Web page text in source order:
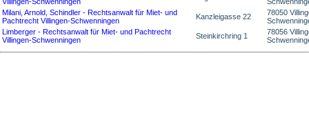
Milani, Arnold, Schindler - Rechtsanwalt für Miet- und
Pachtrecht Villingen-Schwenningen
Kanzleigasse 22
78050
Limberger - Rechtsanwalt für Miet- und Pachtrecht
Villingen-Schwenningen
Steinkirchring 1
78056